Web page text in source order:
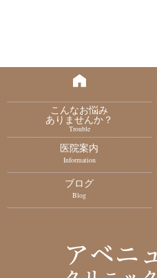
こんなお悩み
ありませんか？
Trouble
医院案内
Information
ブログ
Blog